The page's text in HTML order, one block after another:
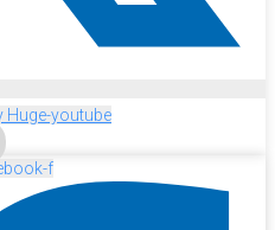
Huge-youtube
f